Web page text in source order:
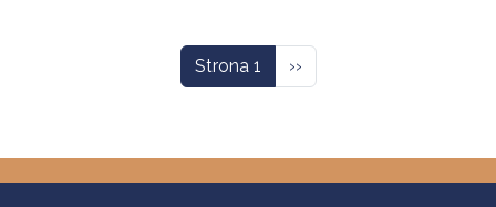
Strona 1 Następna strona
››